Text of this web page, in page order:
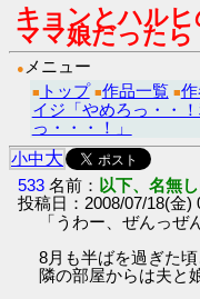
キョンとハル
ママ娘だったら
● メニュー
■ トップ ■作品一覧 ■
イジ「やめろっ・・
っ・・・！」
小中大
533 名前： 以下、名無
投稿日：2008/07/18(金)
「うわー、ぜんっぜ
8月も半ばを過ぎた
隣の部屋からは夫と